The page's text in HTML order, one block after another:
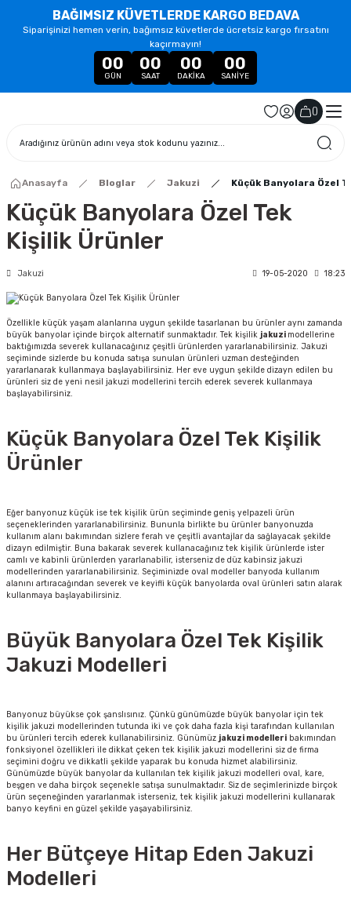
BAĞIMSIZ KÜVETLERDE KARGO BEDAVA
Siparişinizi hemen verin, bağımsız küvetlerde ücretsiz kargo fırsatını
kaçırmayın!
00
GÜN
00
SAAT
00
DAKIKA
00
SANIYE
()
Anasayfa Bloglar Jakuzi Küçük Banyolara Özel
Küçük Banyolara Özel Tek
Kişilik Ürünler
Jakuzi 19-05-2020 18:23
Özellikle küçük yaşam alanlarına uygun şekilde tasarlanan bu ürünler aynı zamanda
büyük banyolar içinde birçok alternatif sunmaktadır. Tek kişilik jakuzi modellerine
baktığımızda severek kullanacağınız çeşitli ürünlerden yararlanabilirsiniz. Jakuzi
seçiminde sizlerde bu konuda satışa sunulan ürünleri uzman desteğinden
yararlanarak kullanmaya başlayabilirsiniz. Her eve uygun şekilde dizayn edilen bu
ürünleri siz de yeni nesil jakuzi modellerini tercih ederek severek kullanmaya
başlayabilirsiniz.
Küçük Banyolara Özel Tek Kişilik
Ürünler
Eğer banyonuz küçük ise tek kişilik ürün seçiminde geniş yelpazeli ürün
seçeneklerinden yararlanabilirsiniz. Bununla birlikte bu ürünler banyonuzda
kullanım alanı bakımından sizlere ferah ve çeşitli avantajlar da sağlayacak şekilde
dizayn edilmiştir. Buna bakarak severek kullanacağınız tek kişilik ürünlerde ister
camlı ve kabinli ürünlerden yararlanabilir, isterseniz de düz kabinsiz jakuzi
modellerinden yararlanabilirsiniz. Seçiminizde oval modeller banyoda kullanım
alanını artıracağından severek ve keyifli küçük banyolarda oval ürünleri satın alarak
kullanmaya başlayabilirsiniz.
Büyük Banyolara Özel Tek Kişilik
Jakuzi Modelleri
Banyonuz büyükse çok şanslısınız. Çünkü günümüzde büyük banyolar için tek
kişilik jakuzi modellerinden tutunda iki ve çok daha fazla kişi tarafından kullanılan
bu ürünleri tercih ederek kullanabilirsiniz. Günümüz jakuzi modelleri bakımından
fonksiyonel özellikleri ile dikkat çeken tek kişilik jakuzi modellerini siz de firma
seçimini doğru ve dikkatli şekilde yaparak bu konuda hizmet alabilirsiniz.
Günümüzde büyük banyolar da kullanılan tek kişilik jakuzi modelleri oval, kare,
beşgen ve daha birçok seçenekle satışa sunulmaktadır. Siz de seçimlerinizde birçok
ürün seçeneğinden yararlanmak isterseniz, tek kişilik jakuzi modellerini kullanarak
banyo keyfini en güzel şekilde yaşayabilirsiniz.
Her Bütçeye Hitap Eden Jakuzi
Modelleri